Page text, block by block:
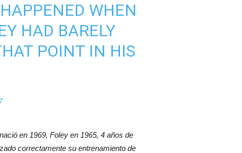
WHEN
HAD BARELY
POINT IN HIS
en 1969, Foley en 1965, 4 años de
correctamente su entrenamiento de